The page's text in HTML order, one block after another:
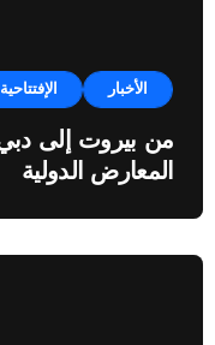
الأخبار الإفتتاحية
المعارض الدولية